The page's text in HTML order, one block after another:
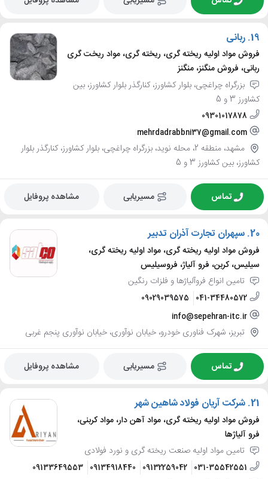
19. ربانی
فروش مواد اولیه ریخته گری، ریخته گری، مواد ریخت گری
ربانی، فروش منگنز، منگنز
بزرگراه چراغچی، بلوار کشاورز، کنارگذر بلوار کشاورز، بین
کشاورز 3 و 5
09301017878
mehrdadrabbni37@gmail.com
مشهد، منطقه 2، محله نوید، بزرگراه چراغچی، بلوار کشاورز، کنارگذر بلوار
کشاورز، بین کشاورز 3 و 5
تماس مسیریابی مشاهده پروفایل
20. سپهران تجارت آذران تدبیر
فروش مواد اولیه ریخته گری، مواد اولیه ریخته گری،
سیلیس، کربن، فرو آلیاژ، فروسیلیس
تامین انواع فروآلیاژها و فلزات رنگین
041-34480572
09029039575
info@sepehran-itc.ir
تبریز، شهرک فناوری خودرو، خیابان نوآوری، خیابان نوآوری پنجم غربی
تماس مسیریابی مشاهده پروفایل
21. شرکت آریان فولاد شاهین شهر
فروش مواد اولیه ریخته گری، مواد آهن دار، مواد کربنی،
فرو آلیاژها
تامین مواد اولیه صنعت ریخته گری و نورد فولادی
031-35542551
09132259042
09134918440
09133649553